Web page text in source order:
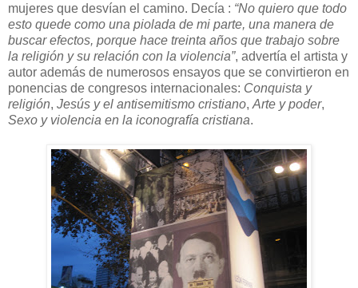
mujeres que desvían el camino. Decía : “No quiero que todo
esto quede como una piolada de mi parte, una manera de
buscar efectos, porque hace treinta años que trabajo sobre
la religión y su relación con la violencia”, advertía el artista y
autor además de numerosos ensayos que se convirtieron en
ponencias de congresos internacionales: Conquista y
religión, Jesús y el antisemitismo cristiano, Arte y poder,
Sexo y violencia en la iconografía cristiana.